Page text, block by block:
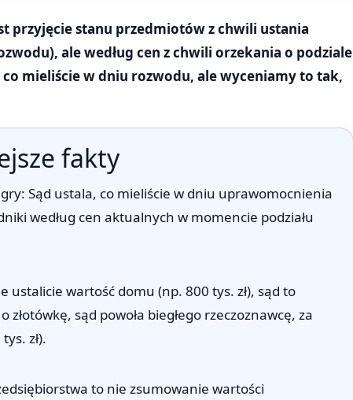
przyjęcie stanu przedmiotów z chwili ustania
ale według cen z chwili orzekania o podziale
mieliście w dniu rozwodu, ale wyceniamy to tak,
fakty
Sąd ustala, co mieliście w dniu uprawomocnienia
według cen aktualnych w momencie podziału
ustalicie wartość domu (np. 800 tys. zł), sąd to
złotówkę, sąd powoła biegłego rzeczoznawcę, za
zł).
to nie zsumowanie wartości